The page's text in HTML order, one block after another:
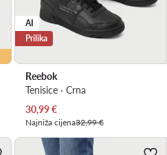
AI
Prilika
Reebok
Tenisice · Crna
Trenutna cijena
30,99€
Najniža cijena32,99 €